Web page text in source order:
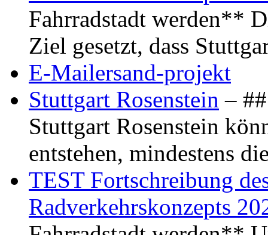
Fahrradstadt werden**
Ziel gesetzt, dass
E-Mailersand-projekt
Stuttgart Rosenstein –
Stuttgart Rosenstein
entstehen, mindestens
TEST Fortschreibung
Radverkehrskonzepts